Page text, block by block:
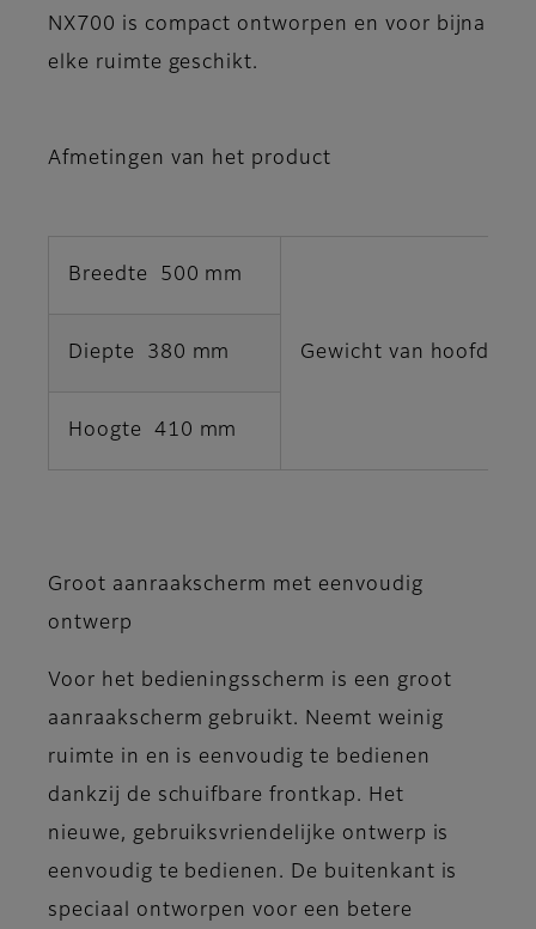
NX700 is compact ontworpen en voor bijna
elke ruimte geschikt.
Afmetingen van het product
Breedte 500 mm
Gewicht van
Diepte 380 mm
Hoogte 410 mm
Groot aanraakscherm met eenvoudig
ontwerp
Voor het bedieningsscherm is een groot
aanraakscherm gebruikt. Neemt weinig
ruimte in en is eenvoudig te bedienen
dankzij de schuifbare frontkap. Het
nieuwe, gebruiksvriendelijke ontwerp is
eenvoudig te bedienen. De buitenkant is
speciaal ontworpen voor een betere